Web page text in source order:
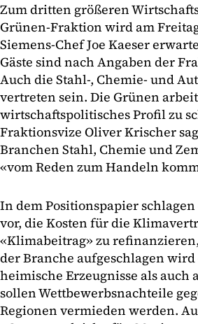
Zum dritten größeren
Grünen-Fraktion wird am
Siemens-Chef Joe Kaeser
Gäste sind nach Angaben der
Auch die Stahl-, Chemie- und
vertreten sein. Die Grünen
wirtschaftspolitisches Profil zu
Fraktionsvize Oliver Krischer
Branchen Stahl, Chemie und
«vom Reden zum Handeln
In dem Positionspapier
vor, die Kosten für die
«Klimabeitrag» zu
der Branche aufgeschlagen wird
heimische Erzeugnisse als auch
sollen Wettbewerbsnachteile
Regionen vermieden werden.